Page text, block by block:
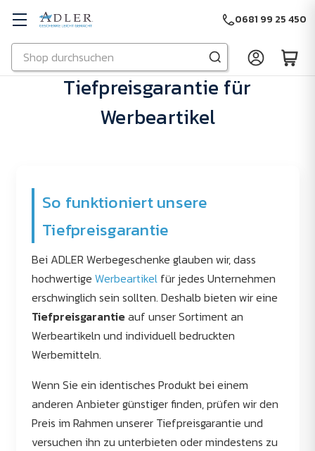
Zu Hauptinhalt springen
Suchen
0681 99 25 450
Tiefpreisgarantie für
Werbeartikel
So funktioniert unsere
Tiefpreisgarantie
Bei ADLER Werbegeschenke glauben wir, dass
hochwertige Werbeartikelfür jedes Unternehmen
erschwinglich sein sollten. Deshalb bieten wir eine
Tiefpreisgarantieauf unser Sortiment an
Werbeartikeln und individuell bedruckten
Werbemitteln.
Wenn Sie ein identisches Produkt bei einem
anderen Anbieter günstiger finden, prüfen wir den
Preis im Rahmen unserer Tiefpreisgarantie und
versuchen ihn zu unterbieten oder mindestens zu